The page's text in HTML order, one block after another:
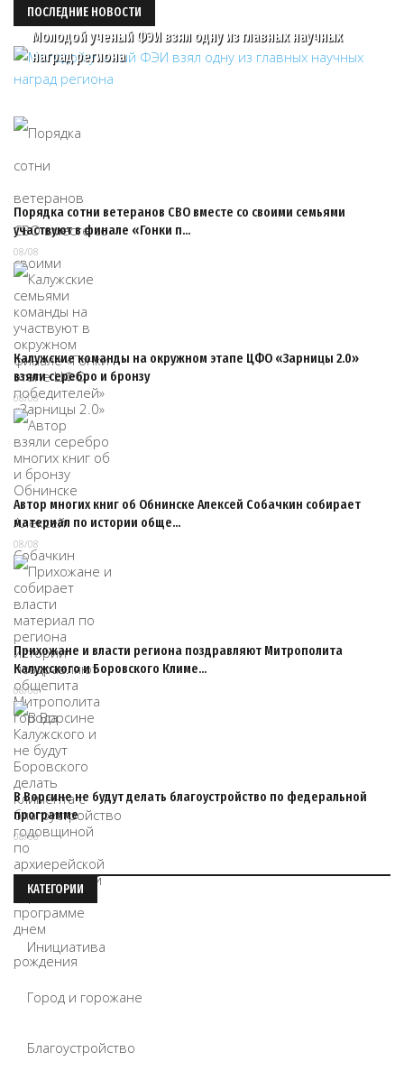
ПОСЛЕДНИЕ НОВОСТИ
Молодой ученый ФЭИ взял одну из главных научных
наград региона
Порядка сотни ветеранов СВО вместе со своими семьями
участвуют в финале «Гонки п…
08/08
Калужские команды на окружном этапе ЦФО «Зарницы 2.0»
взяли серебро и бронзу
08/08
Автор многих книг об Обнинске Алексей Собачкин собирает
материал по истории обще…
08/08
Прихожане и власти региона поздравляют Митрополита
Калужского и Боровского Климе…
08/08
В Ворсине не будут делать благоустройство по федеральной
программе
08/08
КАТЕГОРИИ
Инициатива
Город и горожане
Благоустройство